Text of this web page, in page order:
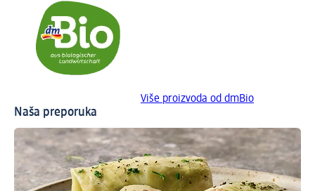
Više proizvoda od dmBio
Naša preporuka